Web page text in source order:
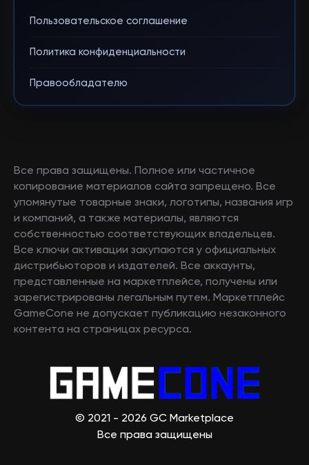
Пользовательское соглашение
Политика конфиденциальности
Правообладателю
Все права защищены. Полное или частичное
копирование материалов сайта запрещено. Все
упомянутые товарные знаки, логотипы, названия игр
и компаний, а также материалы, являются
собственностью соответствующих владельцев.
Все ключи активации закупаются у официальных
дистрибьюторов и издателей. Все аккаунты,
представленные на маркетплейсе, получены или
зарегистрированы легальным путем. Маркетплейс
GameCone не допускает публикацию незаконного
контента на страницах ресурса.
© 2021 - 2026 GC Marketplace
Все права защищены